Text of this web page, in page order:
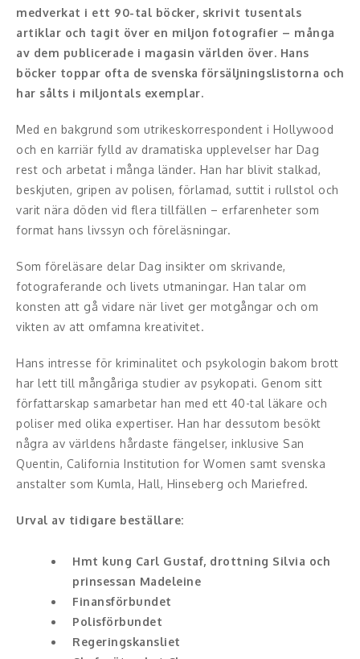
Workshopledare, facilitator
Radio och TV-profiler
Underhållning och event
Event
Humoristiska föredrag
Ljus och belysning
Komiker
Konst
Middagsunderhållning
Something a Little Different
Underhållning
Affärsnytta
Försäljning, marknadsföring, service,
kundfokus
Förändring, organisation,
organisationsutveckling
medverkat i ett 90-tal böcker, skrivit tusentals
artiklar och tagit över en miljon fotografier – många
av dem publicerade i magasin världen över. Hans
böcker toppar ofta de svenska försäljningslistorna och
har sålts i miljontals exemplar.
Med en bakgrund som utrikeskorrespondent i Hollywood
och en karriär fylld av dramatiska upplevelser har Dag
rest och arbetat i många länder. Han har blivit stalkad,
beskjuten, gripen av polisen, förlamad, suttit i rullstol och
varit nära döden vid flera tillfällen – erfarenheter som
format hans livssyn och föreläsningar.
Som föreläsare delar Dag insikter om skrivande,
fotograferande och livets utmaningar. Han talar om
konsten att gå vidare när livet ger motgångar och om
vikten av att omfamna kreativitet.
Hans intresse för kriminalitet och psykologin bakom brott
har lett till mångåriga studier av psykopati. Genom sitt
författarskap samarbetar han med ett 40-tal läkare och
poliser med olika expertiser. Han har dessutom besökt
några av världens hårdaste fängelser, inklusive San
Quentin, California Institution for Women samt svenska
anstalter som Kumla, Hall, Hinseberg och Mariefred.
Urval av tidigare beställare:
Hmt kung Carl Gustaf, drottning Silvia och
prinsessan Madeleine
Finansförbundet
Polisförbundet
Regeringskansliet